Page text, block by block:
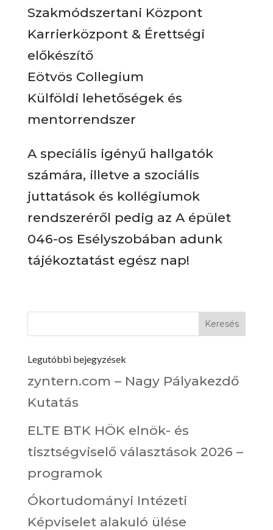
Szakmódszertani Központ
Karrierközpont & Érettségi
előkészítő
Eötvös Collegium
Külföldi lehetőségek és
mentorrendszer
A speciális igényű hallgatók
számára, illetve a szociális
juttatások és kollégiumok
rendszeréről pedig az A épület
046-os Esélyszobában adunk
tájékoztatást egész nap!
Legutóbbi bejegyzések
zyntern.com – Nagy Pályakezdő
Kutatás
ELTE BTK HÖK elnök- és
tisztségviselő választások 2026 –
programok
Ókortudományi Intézeti
Képviselet alakuló ülése